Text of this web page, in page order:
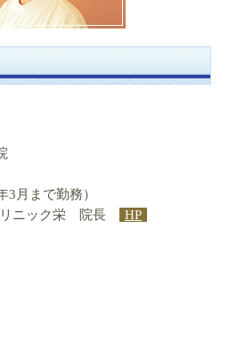
3月まで勤務）
リニック栄 院長
HP